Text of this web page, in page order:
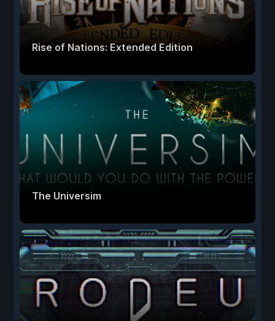
Rise of Nations: Extended Edition
The Universim